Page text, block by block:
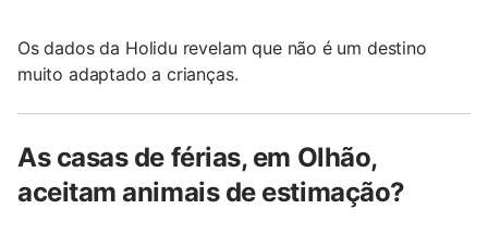
Os dados da Holidu revelam que não é um destino
muito adaptado a crianças.
As casas de férias, em Olhão,
aceitam animais de estimação?